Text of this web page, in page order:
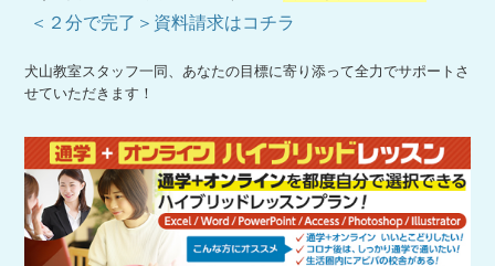
＜２分で完了＞資料請求はコチラ
犬山教室スタッフ一同、あなたの目標に寄り添って全力でサポートさ
せていただきます！